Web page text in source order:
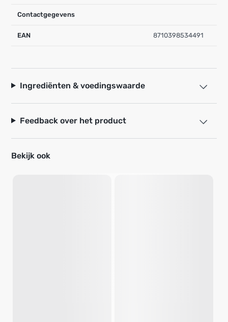
Contactgegevens
EAN 8710398534491
Ingrediënten & voedingswaarde
Feedback over het product
Bekijk ook